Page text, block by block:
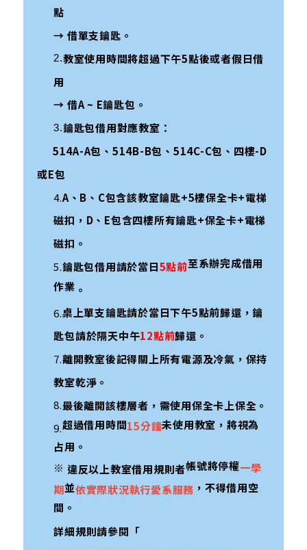
點
→ 借單支鑰匙。
2.教室使用時間將超過下午5點後或者假日借
用
→ 借A~ E鑰匙包。
3.鑰匙包借用對應教室：
514A-A包、 514B-B包、 514C-C包、四樓-D
或E包
4.A 、 B 、 C包含該教室鑰匙+5樓保全卡+電梯
磁扣 ，D 、 E包含四樓所有鑰匙+保全卡+電梯
磁扣。
5.鑰匙包借用請於當日5點前至系辦完成借用
作業 。
6.桌上單支鑰匙請於當日下午5點前歸還 ，鑰
匙包請於隔天中午12點前歸還。
7.離開教室後記得關上所有電源及冷氣 ， 保持
教室乾淨。
8.最後離開該樓層者，需使用保全卡上保全。
9.超過借用時間15分鐘未使用教室，將視為
占用。
※ 違反以上教室借用規則者帳號將停權一學
期並依實際狀況執行愛系服務 ，不得借用空
間。
詳細規則請參閱「